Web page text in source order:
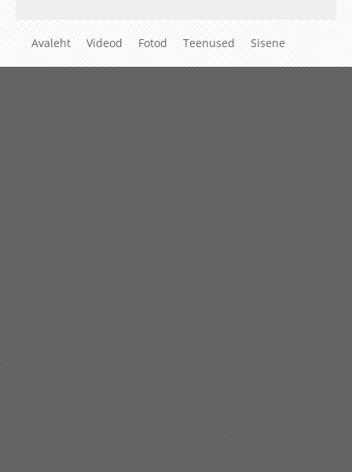
Avaleht Videod Fotod Teenused Sisene